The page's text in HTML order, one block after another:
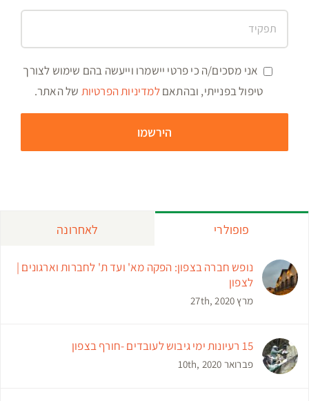
אני מסכים/ה כי פרטי יישמרו וייעשה בהם שימוש לצורך
טיפול בפנייתי, ובהתאםלמדיניות הפרטיות של האתר.
פופולרי לאחרונה
נופש חברה בצפון: הפקה מא' ועד ת' לחברות וארגונים |
לצפון
מרץ 27th, 2020
15 רעיונות ימי גיבוש לעובדים -חורף בצפון
פברואר 10th, 2020